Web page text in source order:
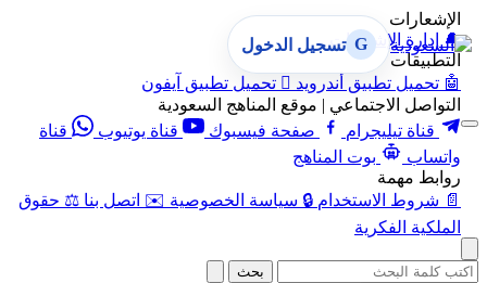
الإشعارات
🔔
إدارة الإشعارات
التطبيقات
🤖 تحميل تطبيق أندرويد  تحميل تطبيق آيفون
التواصل الاجتماعي | موقع المناهج السعودية
قناة تيليجرام
صفحة فيسبوك قناة يوتيوب
قناة
واتساب
بوت المناهج
روابط مهمة
📄 شروط الاستخدام 🔒 سياسة الخصوصية ✉️ اتصل بنا ⚖️ حقوق
الملكية الفكرية
G تسجيل الدخول
بحث